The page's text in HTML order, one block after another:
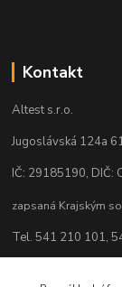
Kontakt
Altest s.r.o.
Jugoslávská 124a
IČ: 29185190, DIČ:
zapsaná Krajským
Tel. 541 210 101,